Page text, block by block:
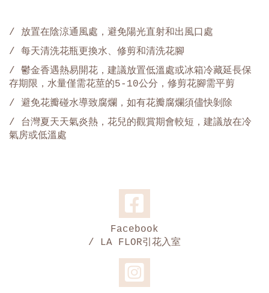
/ 放置在陰涼通風處，避免陽光直射和出風口處
/ 每天清洗花瓶更換水、修剪和清洗花腳
/ 鬱金香遇熱易開花，建議放置低溫處或冰箱冷藏延長保
存期限，水量僅需花莖的5-10公分，修剪花腳需平剪
/ 避免花瓣碰水導致腐爛，如有花瓣腐爛須儘快剝除
/ 台灣夏天天氣炎熱，花兒的觀賞期會較短，建議放在冷
氣房或低溫處
Facebook
/ LA FLOR引花入室